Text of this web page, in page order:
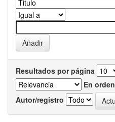
Resultados por página
En orden
Autor/registro